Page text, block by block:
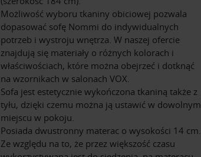
Możliwość wyboru tkaniny obiciowej pozwala
dopasować sofę Nommi do indywidualnych
potrzeb i wystroju wnętrza. W naszej ofercie
znajdują się materiały o różnych kolorach i
właściwościach, które można obejrzeć i dotknąć
na wzornikach w salonach VOX.
Sofa jest estetycznie wykończona tkaniną także z
tyłu, dzięki czemu można ją ustawić w dowolnym
miejscu w pokoju.
Posiada dwustronny materac o wysokości 14 cm.
Ze względu na to, że przez większość czasu